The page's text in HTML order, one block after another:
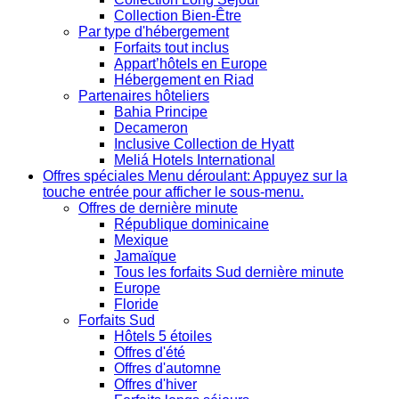
Collection Bien-Être
Par type d'hébergement
Forfaits tout inclus
Appart’hôtels en Europe
Hébergement en Riad
Partenaires hôteliers
Bahia Principe
Decameron
Inclusive Collection de Hyatt
Meliá Hotels International
Offres spéciales Menu déroulant: Appuyez sur la
touche entrée pour afficher le sous-menu.
Offres de dernière minute
République dominicaine
Mexique
Jamaïque
Tous les forfaits Sud dernière minute
Europe
Floride
Forfaits Sud
Hôtels 5 étoiles
Offres d'été
Offres d'automne
Offres d'hiver